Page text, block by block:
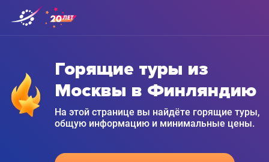
Горящие туры из
Москвы в Финляндию
На этой странице вы найдёте горящие туры,
общую информацию и минимальные цены.